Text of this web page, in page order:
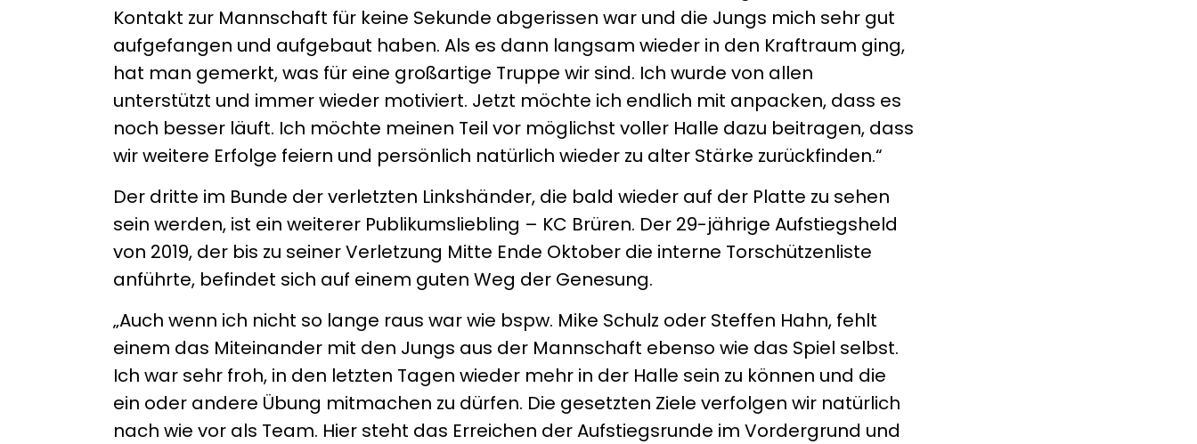
Kontakt zur Mannschaft für keine Sekunde abgerissen war und die Jungs mich sehr gut
aufgefangen und aufgebaut haben. Als es dann langsam wieder in den Kraftraum ging,
hat man gemerkt, was für eine großartige Truppe wir sind. Ich wurde von allen
unterstützt und immer wieder motiviert. Jetzt möchte ich endlich mit anpacken, dass es
noch besser läuft. Ich möchte meinen Teil vor möglichst voller Halle dazu beitragen, dass
wir weitere Erfolge feiern und persönlich natürlich wieder zu alter Stärke zurückfinden.“
Der dritte im Bunde der verletzten Linkshänder, die bald wieder auf der Platte zu sehen
sein werden, ist ein weiterer Publikumsliebling – KC Brüren. Der 29-jährige Aufstiegsheld
von 2019, der bis zu seiner Verletzung Mitte Ende Oktober die interne Torschützenliste
anführte, befindet sich auf einem guten Weg der Genesung.
„Auch wenn ich nicht so lange raus war wie bspw. Mike Schulz oder Steffen Hahn, fehlt
einem das Miteinander mit den Jungs aus der Mannschaft ebenso wie das Spiel selbst.
Ich war sehr froh, in den letzten Tagen wieder mehr in der Halle sein zu können und die
ein oder andere Übung mitmachen zu dürfen. Die gesetzten Ziele verfolgen wir natürlich
nach wie vor als Team. Hier steht das Erreichen der Aufstiegsrunde im Vordergrund und